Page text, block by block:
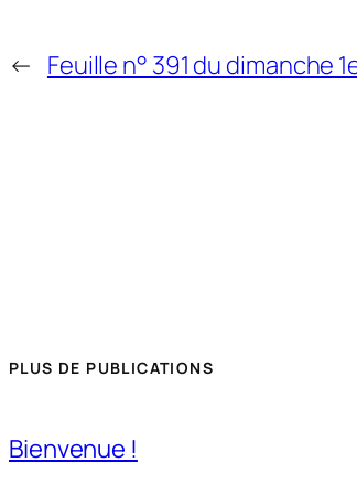
← Feuille n° 391 du dimanche
PLUS DE PUBLICATIONS
Bienvenue !